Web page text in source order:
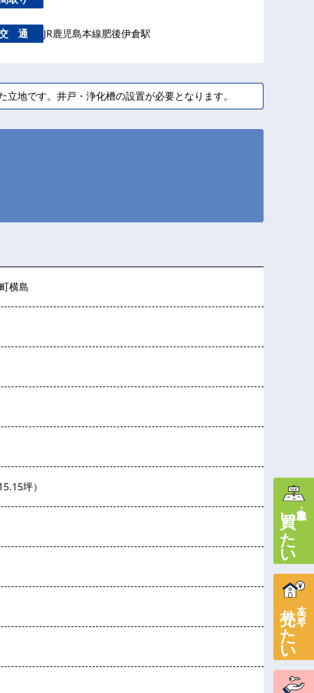
通 JR鹿児島本線肥後伊倉駅
地です。井戸・浄化槽の設置が必要となります。
横島
坪）
土地・家を
買いたい
高く・早く
売りたい